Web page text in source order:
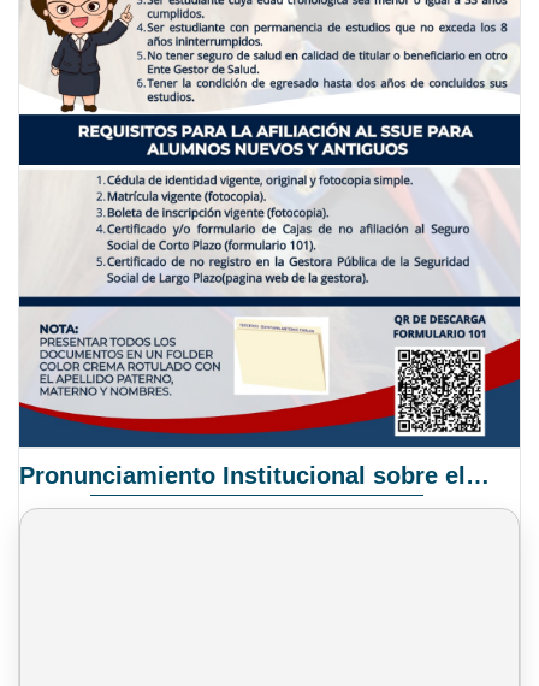
Pronunciamiento Institucional sobre el Proyecto de Ley N° 068/2025-2026 C.S.